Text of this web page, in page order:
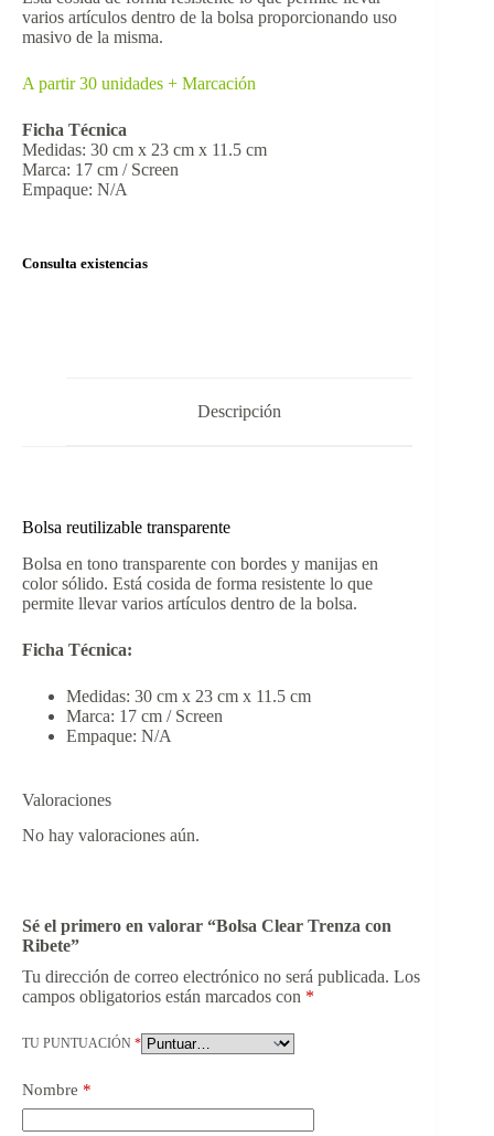
varios artículos dentro de la bolsa proporcionando uso
masivo de la misma.
A partir 30 unidades + Marcación
Ficha Técnica
Medidas: 30 cm x 23 cm x 11.5 cm
Marca: 17 cm / Screen
Empaque: N/A
Consulta existencias
Descripción
Bolsa reutilizable transparente
Bolsa en tono transparente con bordes y manijas en
color sólido. Está cosida de forma resistente lo que
permite llevar varios artículos dentro de la bolsa.
Ficha Técnica:
Medidas: 30 cm x 23 cm x 11.5 cm
Marca: 17 cm / Screen
Empaque: N/A
Valoraciones
No hay valoraciones aún.
Sé el primero en valorar “Bolsa Clear Trenza con
Ribete”
Tu dirección de correo electrónico no será publicada. Los
campos obligatorios están marcados con *
TU PUNTUACIÓN *
Nombre *